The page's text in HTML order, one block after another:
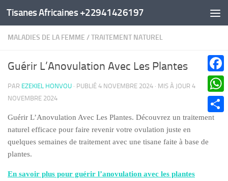
Au dessous du contenu
Tisanes Africaines +22941426197
MALADIES DE LA FEMME /TRAITEMENT NATUREL
Guérir L’Anovulation Avec Les Plantes
PAR EZEKIEL HONVOU · PUBLIÉ 4 NOVEMBRE 2024 · MIS À JOUR 4
NOVEMBRE 2024
Guérir L’Anovulation Avec Les Plantes. Découvrez un traitement
naturel efficace pour faire revenir votre ovulation juste en
quelques semaines de traitement avec une tisane faite à base de
plantes.
En savoir plus pour guérir l’anovulation avec les plantes